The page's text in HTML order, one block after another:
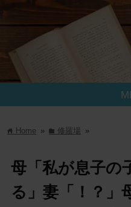
home Home » folder修羅場 »
母「私が息子の
る」妻「！？」